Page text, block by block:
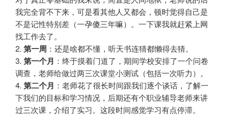
我完全背不下来，可是看其他人又都会，顿时觉得自己是
不是记性特别差（一孕傻三年嘛）。一下课我就赶紧上网
找工作去了。
2. 第一周 ：还是啥都不懂，听天书连猜都懒得去猜。
3. 第一个月 ：终于摸着门道了，期间学校安排了一个问卷
调查，老师给做过两三次课堂小测试（包括一次听力）。
4. 第二个月 ：老师花了很长时间跟我们逐个谈话，了解一
下我们的目标和学习情况，后期还有个职业辅导老师来讲
过三次课，介绍了实习。这段时间感觉学习有点停滞。